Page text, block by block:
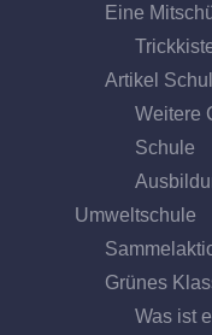
Eine
Artikel
Weitere
Schule
Umweltschule
Grünes
Was ist